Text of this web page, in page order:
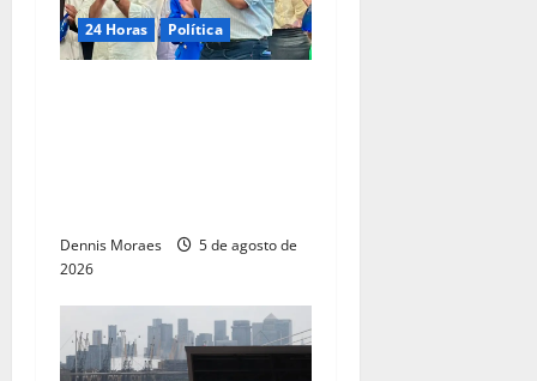
24 Horas Política
Dennis Moraes
5 de agosto de
2026